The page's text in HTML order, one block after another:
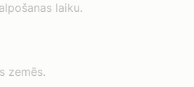
laiku.
zemēs.